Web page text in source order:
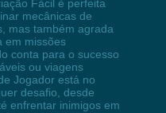
Fácil é perfeita
mecânicas de
mas também agrada
em missões
conta para o sucesso
ou viagens
Jogador está no
desafio, desde
enfrentar inimigos em